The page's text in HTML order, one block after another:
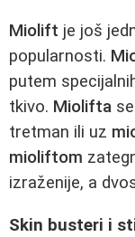
Miolift je još
popularnosti.
putem
tkivo. Miolifta
tretman ili uz
mioliftom
izraženije, a
Skin busteri i